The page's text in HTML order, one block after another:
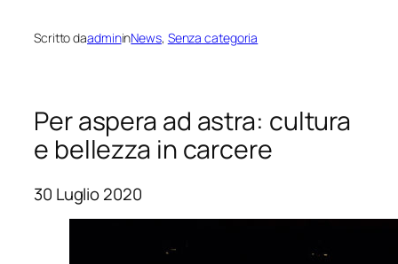
Scritto daadmininNews, Senza categoria
Per aspera ad astra: cultura
e bellezza in carcere
30 Luglio 2020